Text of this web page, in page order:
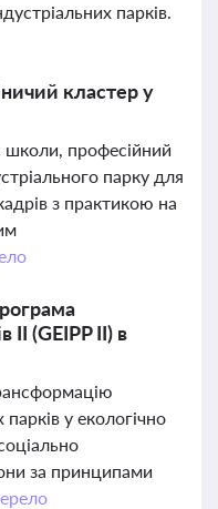
парків.
кластер у
професійний
парку для
з практикою на
ІІ (GEIPP II) в
у екологічно
за принципами